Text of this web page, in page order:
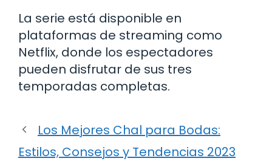
La serie está disponible en
plataformas de streaming como
Netflix, donde los espectadores
pueden disfrutar de sus tres
temporadas completas.
Los Mejores Chal para Bodas:
Estilos, Consejos y Tendencias 2023